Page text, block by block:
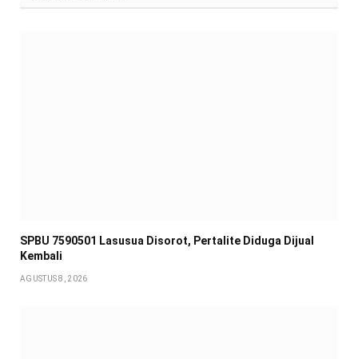
SPBU 7590501 Lasusua Disorot, Pertalite Diduga Dijual
Kembali
AGUSTUS 8, 2026